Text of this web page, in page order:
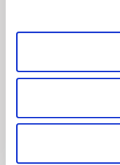
Lietošanas noteikumi